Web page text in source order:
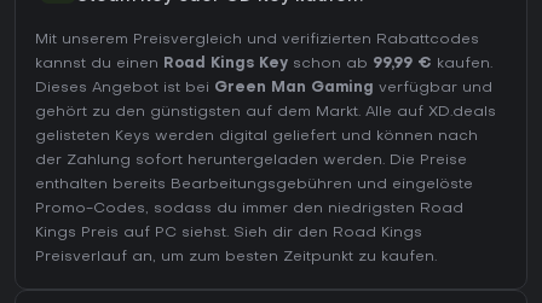
Mit unserem Preisvergleich und verifizierten Rabattcodes
kannst du einen Road Kings Key schon ab 99,99 € kaufen.
Dieses Angebot ist bei Green Man Gaming verfügbar und
gehört zu den günstigsten auf dem Markt. Alle auf XD.deals
gelisteten Keys werden digital geliefert und können nach
der Zahlung sofort heruntergeladen werden. Die Preise
enthalten bereits Bearbeitungsgebühren und eingelöste
Promo-Codes, sodass du immer den niedrigsten Road
Kings Preis auf PC siehst. Sieh dir den Road Kings
Preisverlauf an, um zum besten Zeitpunkt zu kaufen.